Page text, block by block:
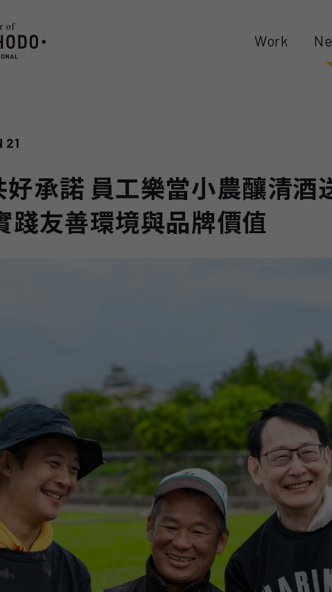
Work
21
承諾 員工樂當小農釀清酒
踐友善環境與品牌價值